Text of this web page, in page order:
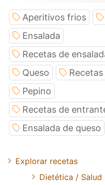
Aperitivos frios
Ensalada
Recetas de
Queso
Pepino
Recetas de
Ensalada de queso
Explorar recetas
Dietética / Salud